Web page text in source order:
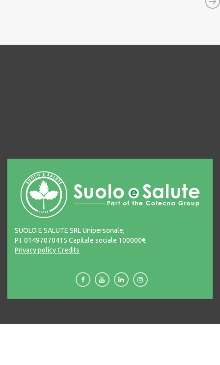
SUOLO E SALUTE SRL Unipersonale,
P.I. 01497070415 Capitale sociale 100000€
Privacy policyCredits